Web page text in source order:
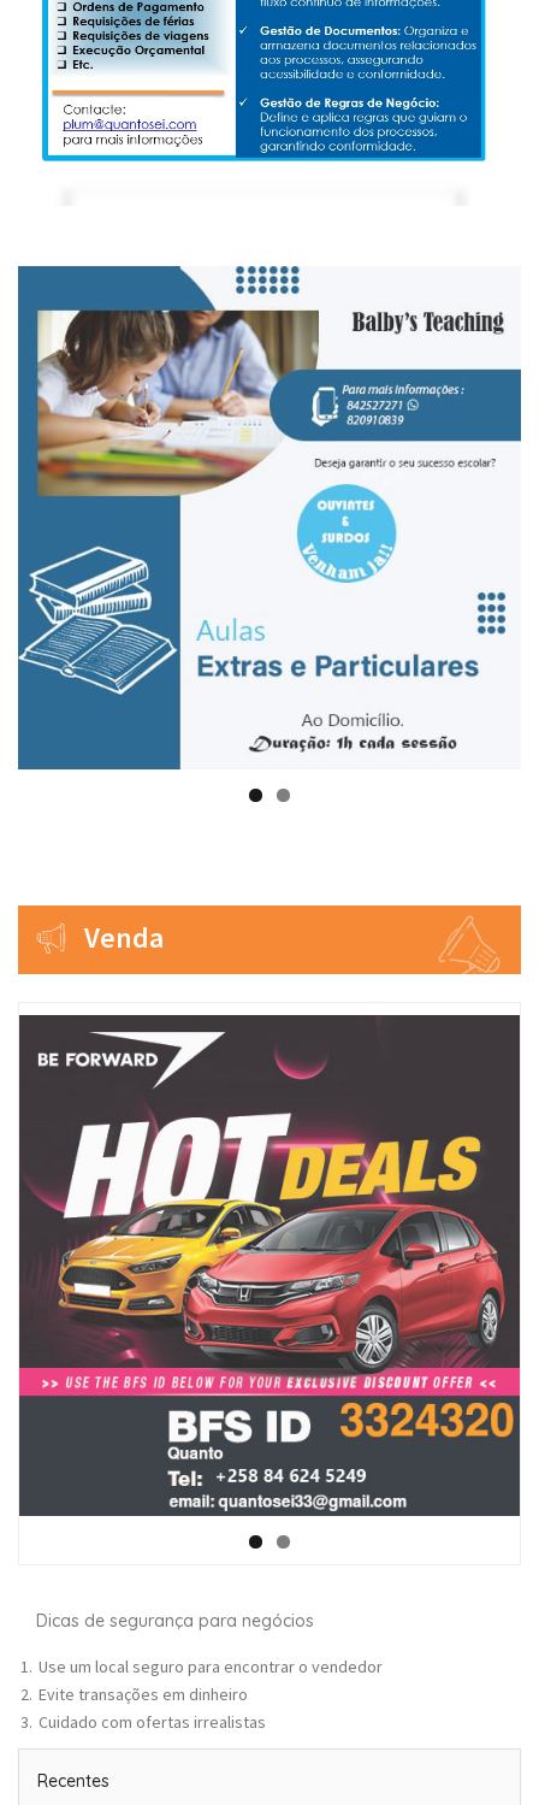
Venda
Dicas de segurança para negócios
Use um local seguro para encontrar o vendedor
Evite transações em dinheiro
Cuidado com ofertas irrealistas
Recentes